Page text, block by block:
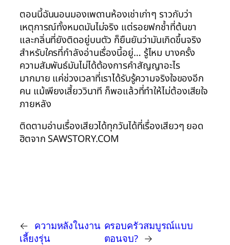
ตอนนี้ฉันนอนมองเพดานห้องเช่าเก่าๆ ราวกับว่า
เหตุการณ์ทั้งหมดมันไม่จริง แต่รอยฟกช้ำที่ต้นขา
และกลิ่นที่ยังติดอยู่บนตัว ก็ยืนยันว่ามันเกิดขึ้นจริง
สำหรับใครที่กำลังอ่านเรื่องนี้อยู่… รู้ไหม บางครั้ง
ความสัมพันธ์มันไม่ได้ต้องการคำสัญญาอะไร
มากมาย แค่ช่วงเวลาที่เราได้รับรู้ความจริงใจของอีก
คน แม้เพียงเสี้ยววินาที ก็พอแล้วที่ทำให้ไม่ต้องเสียใจ
ภายหลัง
ติดตามอ่านเรื่องเสียวได้ทุกวันได้ที่เรื่องเสียวๆ ยอด
ฮิตจาก SAWSTORY.COM
← ความหลังในงาน
เลี้ยงรุ่น
ครอบครัวสมบูรณ์แบบ
ตอนจบ? →